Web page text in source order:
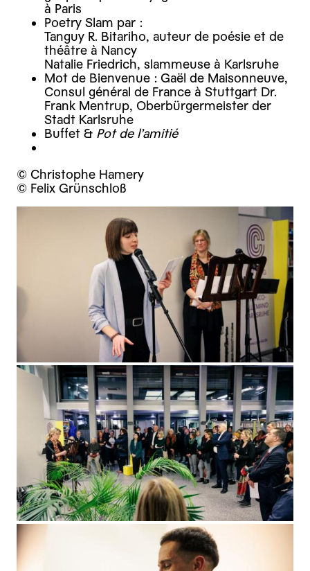
à Paris
Poetry Slam par :
Tanguy R. Bitariho, auteur de poésie et de
théâtre à Nancy
Natalie Friedrich, slammeuse à Karlsruhe
Mot de Bienvenue : Gaël de Maisonneuve,
Consul général de France à Stuttgart Dr.
Frank Mentrup, Oberbürgermeister der
Stadt Karlsruhe
Buffet & Pot de l’amitié
© Christophe Hamery
© Felix Grünschloß